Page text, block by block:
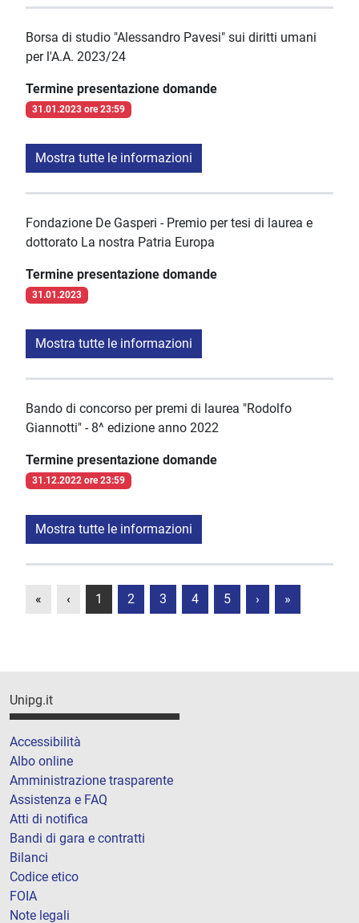
Borsa di studio "Alessandro Pavesi" sui diritti umani
per l'A.A. 2023/24
Termine presentazione domande
31.01.2023 ore 23:59
Mostra tutte le informazioni
Fondazione De Gasperi - Premio per tesi di laurea e
dottorato La nostra Patria Europa
Termine presentazione domande
31.01.2023
Mostra tutte le informazioni
Bando di concorso per premi di laurea "Rodolfo
Giannotti" - 8^ edizione anno 2022
Termine presentazione domande
31.12.2022 ore 23:59
Mostra tutte le informazioni
« ‹ 1 2 3 4 5 › »
Unipg.it
Accessibilità
Albo online
Amministrazione trasparente
Assistenza e FAQ
Atti di notifica
Bandi di gara e contratti
Bilanci
Codice etico
FOIA
Note legali